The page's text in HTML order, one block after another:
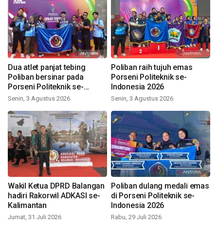
Dua atlet panjat tebing
Poliban bersinar pada
Porseni Politeknik se-
Indonesia 2026
Senin, 3 Agustus 2026
Poliban raih tujuh emas
Porseni Politeknik se-
Indonesia 2026
Senin, 3 Agustus 2026
Wakil Ketua DPRD Balangan
hadiri Rakorwil ADKASI se-
Kalimantan
Jumat, 31 Juli 2026
Poliban dulang medali emas
di Porseni Politeknik se-
Indonesia 2026
Rabu, 29 Juli 2026